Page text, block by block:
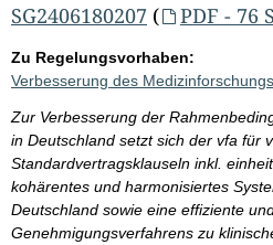
SG2406180207 ( PDF - 76
Zu Regelungsvorhaben:
Verbesserung des
Zur Verbesserung der
in Deutschland setzt sich der vfa für
Standardvertragsklauseln inkl.
kohärentes und harmonisiertes
Deutschland sowie eine effiziente
Genehmigungsverfahrens zu